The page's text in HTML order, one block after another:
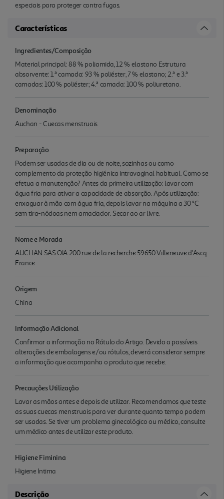
especiais para proteger contra fugas.
Características
Ingredientes/Composição
Material principal: 88 % poliamida, 12 % elastano Estrutura
absorvente: 1.ª camada: 93 % poliéster, 7 % elastano; 2.ª e 3.ª
camadas: 100 % poliéster; 4.ª camada: 100 % poliuretano.
Denominação
Auchan - Cuecas menstruais
Preparação
Podem ser usadas de dia ou de noite, sozinhas ou como
complemento da proteção higiénica intravaginal habitual. Como se
efetua a manutenção? Antes da primeira utilização: lavar com
água fria para ativar a capacidade de absorção. Após utilização:
enxaguar à mão com água fria, depois lavar na máquina a 30 °C
sem tira-nódoas nem amaciador. Secar ao ar livre.
Nome e Morada
AUCHAN SAS OIA 200 rue de la recherche 59650 Villeneuve d'Ascq
France
Origem
China
Informação Adicional
Confirmar a informação no Rótulo do Artigo. Devido a possíveis
alterações de embalagens e/ou rótulos, deverá considerar sempre
a informação que acompanha o produto que recebe.
Precauções Utilização
Lavar as mãos antes e depois de utilizar. Recomendamos que teste
as suas cuecas menstruais para ver durante quanto tempo podem
ser usadas. Se tiver um problema ginecológico ou médico, consulte
um médico antes de utilizar este produto.
Higiene Fiminina
Higiene Intima
Descrição